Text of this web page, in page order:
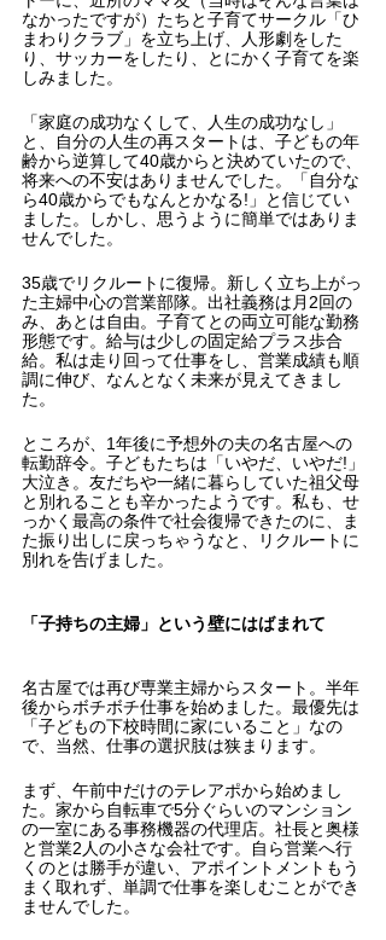
なかったですが）たちと子育てサークル「ひ
まわりクラブ」を立ち上げ、人形劇をした
り、サッカーをしたり、とにかく子育てを楽
しみました。
「家庭の成功なくして、人生の成功なし」
と、自分の人生の再スタートは、子どもの年
齢から逆算して40歳からと決めていたので、
将来への不安はありませんでした。「自分な
ら40歳からでもなんとかなる!」と信じてい
ました。しかし、思うように簡単ではありま
せんでした。
35歳でリクルートに復帰。新しく立ち上がっ
た主婦中心の営業部隊。出社義務は月2回の
み、あとは自由。子育てとの両立可能な勤務
形態です。給与は少しの固定給プラス歩合
給。私は走り回って仕事をし、営業成績も順
調に伸び、なんとなく未来が見えてきまし
た。
ところが、1年後に予想外の夫の名古屋への
転勤辞令。子どもたちは「いやだ、いやだ!」
大泣き。友だちや一緒に暮らしていた祖父母
と別れることも辛かったようです。私も、せ
っかく最高の条件で社会復帰できたのに、ま
た振り出しに戻っちゃうなと、リクルートに
別れを告げました。
「子持ちの主婦」という壁にはばまれて
名古屋では再び専業主婦からスタート。半年
後からボチボチ仕事を始めました。最優先は
「子どもの下校時間に家にいること」なの
で、当然、仕事の選択肢は狭まります。
まず、午前中だけのテレアポから始めまし
た。家から自転車で5分ぐらいのマンション
の一室にある事務機器の代理店。社長と奥様
と営業2人の小さな会社です。自ら営業へ行
くのとは勝手が違い、アポイントメントもう
まく取れず、単調で仕事を楽しむことができ
ませんでした。